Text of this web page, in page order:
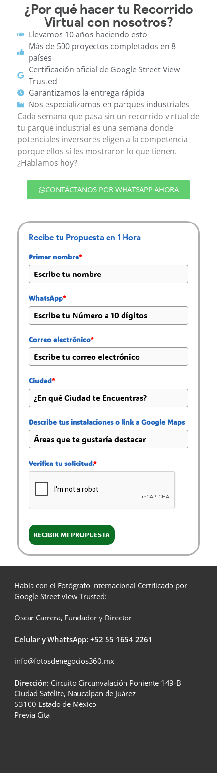
¿Por qué hacer tu Recorrido
Virtual con nosotros?
Llevamos 10 años haciendo esto
Más de 500 proyectos completados en 8
países
Certificación oficial de Google Street View
Trusted
Garantizamos la entrega rápida
Nos especializamos en parques industriales
Cada semana que pasa sin un recorrido virtual de
tu parque industrial es una semana donde
potenciales inversores eligen a la competencia
porque ellos sí les mostraron lo que tienen.
¿Hablamos hoy?
CONTÁCTANOS POR WHATSAPP AHORA
Recibe tu Propuesta en 1 Hora
Primer nombre*
WhatsApp*
Correo electrónico*
Ciudad*
Describe tus instalaciones o link a Google Maps
Verifica tu solicitud.*
RECIBIR MI PROPUESTA
Habla con el Fotógrafo Internacional Certificado por
Google Street View Trusted:
Oscar Carrera, Fundador y Director
Celular y WhattsApp: +52 55 1654 2261
info@fotosdenegocios360.mx
Dirección: Circuito Circunvalación Poniente 149-B
Ciudad Satélite, Naucalpan de Juárez
53100 Estado de México
Previa Cita